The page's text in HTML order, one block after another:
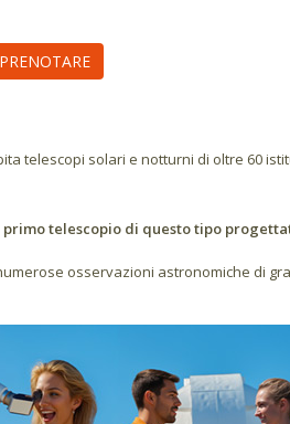
telescopi solari e notturni di oltre 60
telescopio di questo tipo
osservazioni astronomiche di